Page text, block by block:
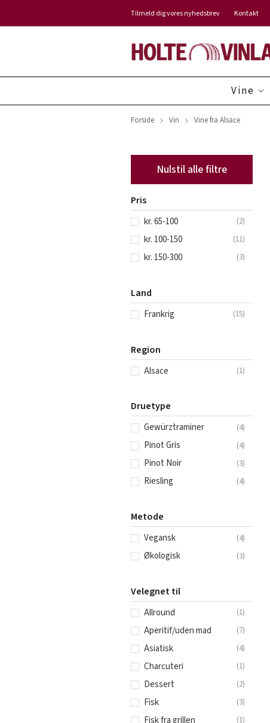
Tilmeld dig vores nyhedsbrev Kontakt
Vine
Forside Vin Vine fra Alsace
Nulstil alle filtre
Pris
kr. 65-100 (2)
kr. 100-150 (11)
kr. 150-300 (3)
Land
Frankrig (15)
Region
Alsace (1)
Druetype
Gewürztraminer (4)
Pinot Gris (4)
Pinot Noir (3)
Riesling (4)
Metode
Vegansk (4)
Økologisk (3)
Velegnet til
Allround (1)
Aperitif/uden mad (7)
Asiatisk (4)
Charcuteri (1)
Dessert (2)
Fisk (3)
Fisk fra grillen (1)